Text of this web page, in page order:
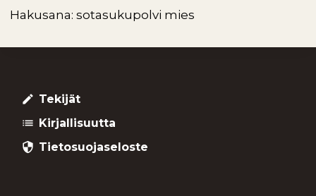
Hakusana: sotasukupolvi mies
create Tekijät
list Kirjallisuutta
security Tietosuojaseloste